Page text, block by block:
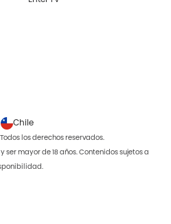
Chile
los derechos reservados.
mayor de 18 años. Contenidos sujetos a